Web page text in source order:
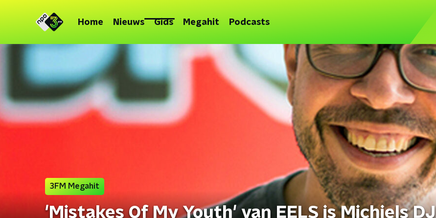
Home Nieuws Gids Megahit Podcasts
3FM Megahit
'Mistakes Of My Youth' van EELS is Michiels DJ